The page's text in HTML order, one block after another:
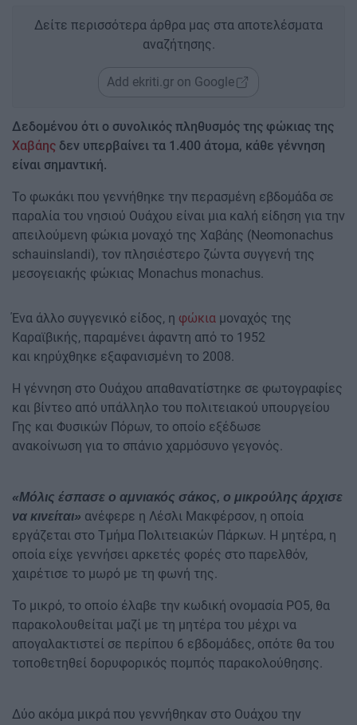
Δείτε περισσότερα άρθρα μας στα αποτελέσματα
αναζήτησης.
Add ekriti.gr on Google
Δεδομένου ότι ο συνολικός πληθυσμός της φώκιας της
Χαβάης δεν υπερβαίνει τα 1.400 άτομα, κάθε γέννηση
είναι σημαντική.
Το φωκάκι που γεννήθηκε την περασμένη εβδομάδα σε
παραλία του νησιού Ουάχου είναι μια καλή είδηση για την
απειλούμενη φώκια μοναχό της Χαβάης (Neomonachus
schauinslandi), τον πλησιέστερο ζώντα συγγενή της
μεσογειακής φώκιας Monachus monachus.
Ένα άλλο συγγενικό είδος, η φώκια μοναχός της
Καραϊβικής, παραμένει άφαντη από το 1952
και κηρύχθηκε εξαφανισμένη το 2008.
Η γέννηση στο Ουάχου απαθανατίστηκε σε φωτογραφίες
και βίντεο από υπάλληλο του πολιτειακού υπουργείου
Γης και Φυσικών Πόρων, το οποίο εξέδωσε
ανακοίνωση για το σπάνιο χαρμόσυνο γεγονός.
«Μόλις έσπασε ο αμνιακός σάκος, ο μικρούλης άρχισε
να κινείται» ανέφερε η Λέσλι Μακφέρσον, η οποία
εργάζεται στο Τμήμα Πολιτειακών Πάρκων. Η μητέρα, η
οποία είχε γεννήσει αρκετές φορές στο παρελθόν,
χαιρέτισε το μωρό με τη φωνή της.
Το μικρό, το οποίο έλαβε την κωδική ονομασία PO5, θα
παρακολουθείται μαζί με τη μητέρα του μέχρι να
απογαλακτιστεί σε περίπου 6 εβδομάδες, οπότε θα του
τοποθετηθεί δορυφορικός πομπός παρακολούθησης.
Δύο ακόμα μικρά που γεννήθηκαν στο Ουάχου την